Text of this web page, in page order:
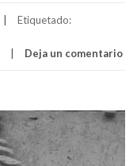
Etiquetado:
Deja un comentario